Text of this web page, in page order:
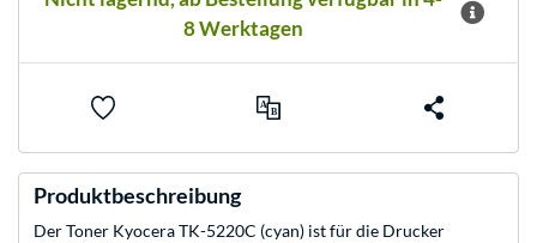
8 Werktagen
Produktbeschreibung
Der Toner Kyocera TK-5220C (cyan) ist für die Drucker